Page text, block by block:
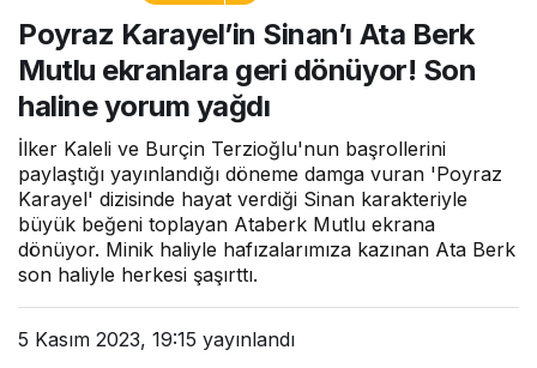
geri dönüyor! Son haline
yorum yağdı
Poyraz Karayel’in Sinan’ı Ata Berk
Mutlu ekranlara geri dönüyor! Son
haline yorum yağdı
İlker Kaleli ve Burçin Terzioğlu'nun başrollerini
paylaştığı yayınlandığı döneme damga vuran 'Poyraz
Karayel' dizisinde hayat verdiği Sinan karakteriyle
büyük beğeni toplayan Ataberk Mutlu ekrana
dönüyor. Minik haliyle hafızalarımıza kazınan Ata Berk
son haliyle herkesi şaşırttı.
5 Kasım 2023, 19:15 yayınlandı